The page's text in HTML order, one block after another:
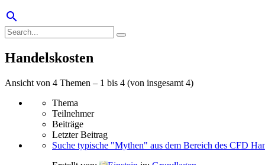
search
Handelskosten
Ansicht von 4 Themen – 1 bis 4 (von insgesamt 4)
Thema
Teilnehmer
Beiträge
Letzter Beitrag
Suche typische "Mythen" aus dem Bereich des CFD